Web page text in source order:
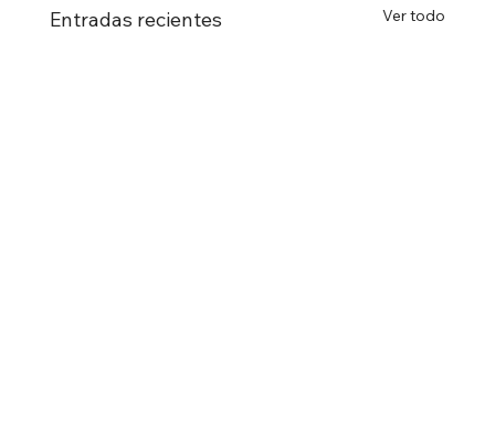
Entradas recientes Ver todo